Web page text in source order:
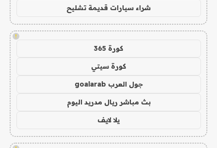
شراء سيارات قديمة تشليح
!
كورة 365
كورة سيتي
جول العرب goalarab
بث مباشر ريال مدريد اليوم
يلا لايف